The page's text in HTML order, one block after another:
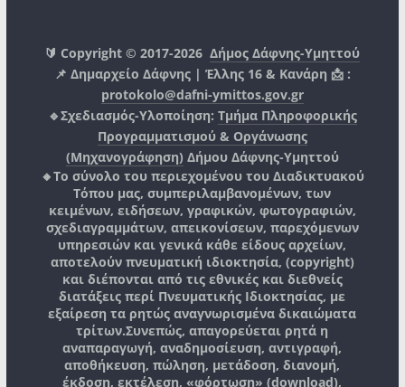
🔰 Copyright © 2017-2026Δήμος Δάφνης-Υμηττού
📌 Δημαρχείο Δάφνης | Έλλης 16 & Κανάρη 📩 :
protokolo@dafni-ymittos.gov.gr
🔹Σχεδιασμός-Υλοποίηση: Τμήμα Πληροφορικής
Προγραμματισμού & Οργάνωσης
(Μηχανογράφηση) Δήμου Δάφνης-Υμηττού
🔸Το σύνολο του περιεχομένου του Διαδικτυακού
Τόπου μας, συμπεριλαμβανομένων, των
κειμένων, ειδήσεων, γραφικών, φωτογραφιών,
σχεδιαγραμμάτων, απεικονίσεων, παρεχόμενων
υπηρεσιών και γενικά κάθε είδους αρχείων,
αποτελούν πνευματική ιδιοκτησία, (copyright)
και διέπονται από τις εθνικές και διεθνείς
διατάξεις περί Πνευματικής Ιδιοκτησίας, με
εξαίρεση τα ρητώς αναγνωρισμένα δικαιώματα
τρίτων.Συνεπώς, απαγορεύεται ρητά η
αναπαραγωγή, αναδημοσίευση, αντιγραφή,
αποθήκευση, πώληση, μετάδοση, διανομή,
έκδοση, εκτέλεση, «φόρτωση» (download),